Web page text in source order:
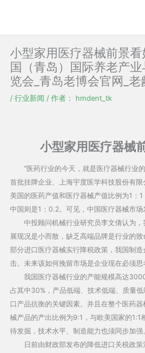
内
小型家用医疗器械前景
国（青岛）国际养老产
览会_青岛老博会官网_老
/ 行业新闻 / 作者： hmdent_tk
小型家用医疗器械
“医药行业的今天，就是医疗器械行业的
首批挂牌企业、上海宇度医学科技股份有限
美国的医药产值和医疗器械产值比例为1：1
中国则是1：0.2。可见，中国医疗器械市场
中投顾问机械行业研究员李文倩认为，
展现况是小而散，缺乏高端品牌是行业的
部分进口医疗器械实行降税政策，我国制
击。未来该如何挽留市场是企业现在必须思
我国医疗器械行业的产能规模高达3000
占其中30%，产品低端、技术低端、质量
口产品抗衡的关键因素。并且在整个医药
械产品的产出比例为9:1，与欧美国家的1:1
待发掘，技术水平、制造能力也须同步加强
日前由财政部发布的降低进口关税政策